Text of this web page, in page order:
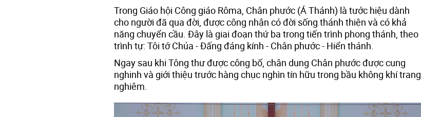
Trong Giáo hội Công giáo Rôma, Chân phước (Á Thánh) là tước hiệu dành
cho người đã qua đời, được công nhận có đời sống thánh thiện và có khả
năng chuyển cầu. Đây là giai đoạn thứ ba trong tiến trình phong thánh, theo
trình tự: Tôi tớ Chúa - Đấng đáng kính - Chân phước - Hiển thánh.
Ngay sau khi Tông thư được công bố, chân dung Chân phước được cung
nghinh và giới thiệu trước hàng chục nghìn tín hữu trong bầu không khí trang
nghiêm.